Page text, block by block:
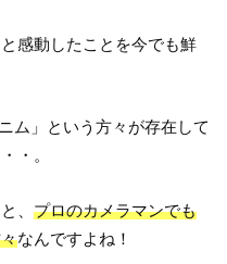
感動したことを今でも鮮
ム」という方々が存在して
・。
、プロのカメラマンでも
なんですよね！